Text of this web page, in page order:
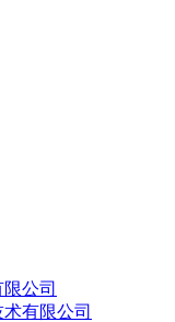
公司
有限公司